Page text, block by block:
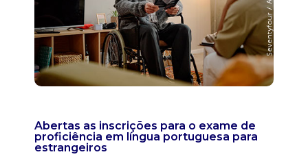
Abertas as inscrições para o exame de
proficiência em língua portuguesa para
estrangeiros